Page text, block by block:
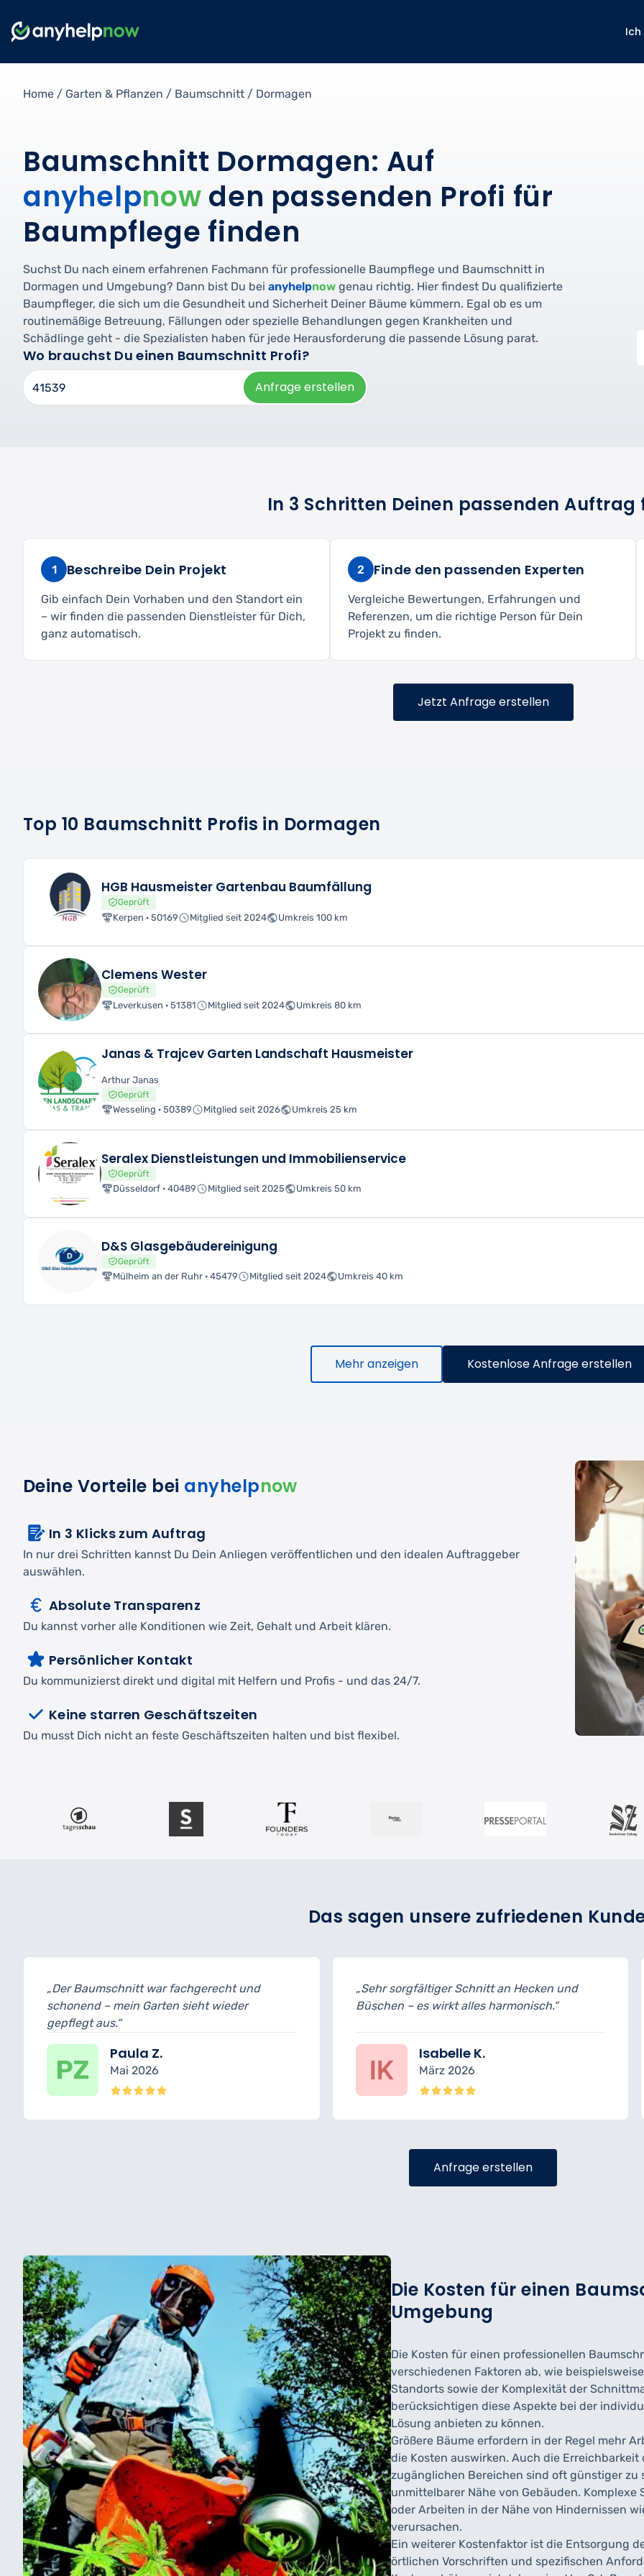
Home / Garten & Pflanzen / Baumschnitt / Dormagen
Baumschnitt Dormagen: Auf
anyhelpnow den passenden Profi für
Baumpflege finden
Suchst Du nach einem erfahrenen Fachmann für professionelle Baumpflege und Baumschnitt in
Dormagen und Umgebung? Dann bist Du bei anyhelpnow genau richtig. Hier findest Du qualifizierte
Baumpfleger, die sich um die Gesundheit und Sicherheit Deiner Bäume kümmern. Egal ob es um
routinemäßige Betreuung, Fällungen oder spezielle Behandlungen gegen Krankheiten und
Schädlinge geht - die Spezialisten haben für jede Herausforderung die passende Lösung parat.
Wo brauchst Du einen Baumschnitt Profi?
Anfrage erstellen
In 3 Schritten Deinen passenden Auftrag
1 Beschreibe Dein Projekt
Gib einfach Dein Vorhaben und den Standort ein
– wir finden die passenden Dienstleister für Dich,
ganz automatisch.
2 Finde den passenden Experten
Vergleiche Bewertungen, Erfahrungen und
Referenzen, um die richtige Person für Dein
Projekt zu finden.
Jetzt Anfrage erstellen
Top 10 Baumschnitt Profis in Dormagen
HGB Hausmeister Gartenbau Baumfällung
Geprüft
Kerpen · 50169 Mitglied seit 2024 Umkreis 100 km
Clemens Wester
Geprüft
Leverkusen · 51381 Mitglied seit 2024 Umkreis 80 km
Janas & Trajcev Garten Landschaft Hausmeister
Arthur Janas
Geprüft
Wesseling · 50389 Mitglied seit 2026 Umkreis 25 km
Seralex Dienstleistungen und Immobilienservice
Geprüft
Düsseldorf · 40489 Mitglied seit 2025 Umkreis 50 km
D&S Glasgebäudereinigung
Geprüft
Mülheim an der Ruhr · 45479 Mitglied seit 2024 Umkreis 40 km
Mehr anzeigen Kostenlose Anfrage erstellen
Deine Vorteile bei anyhelpnow
In 3 Klicks zum Auftrag
In nur drei Schritten kannst Du Dein Anliegen veröffentlichen und den idealen Auftraggeber
auswählen.
Absolute Transparenz
Du kannst vorher alle Konditionen wie Zeit, Gehalt und Arbeit klären.
Persönlicher Kontakt
Du kommunizierst direkt und digital mit Helfern und Profis - und das 24/7.
Keine starren Geschäftszeiten
Du musst Dich nicht an feste Geschäftszeiten halten und bist flexibel.
Das sagen unsere zufriedenen
und
wieder
„Sehr sorgfältiger Schnitt an Hecken und
Büschen – es wirkt alles harmonisch.“
„Termine pünktlich
ohne Schäden – top Leistung.“
Anfrage erstellen
Die Kosten für einen
Umgebung
Die Kosten für einen professionellen
verschiedenen Faktoren ab, wie
Standorts sowie der Komplexität der
berücksichtigen diese Aspekte bei der
Lösung anbieten zu können.
Größere Bäume erfordern in der Regel mehr
die Kosten auswirken. Auch die
zugänglichen Bereichen sind oft günstiger zu
unmittelbarer Nähe von Gebäuden.
oder Arbeiten in der Nähe von Hindernissen
verursachen.
Ein weiterer Kostenfaktor ist die Entsorgung
örtlichen Vorschriften und spezifischen